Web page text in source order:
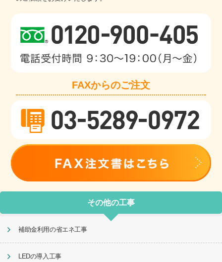
FAXからのご注文
その他の工事
補助金利用の省エネ工事
LEDの導入工事